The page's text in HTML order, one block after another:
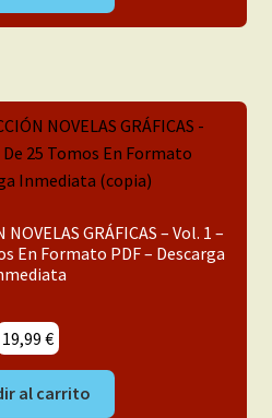
NOVELAS GRÁFICAS – Vol. 1 –
En Formato PDF – Descarga
19,99 €
al carrito